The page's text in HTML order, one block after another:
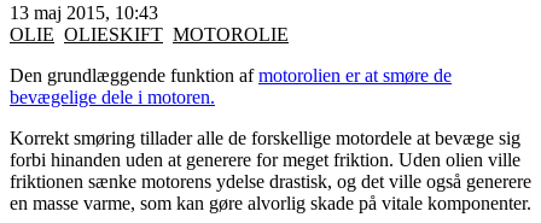
13 maj 2015, 10:43
OLIE OLIESKIFT MOTOROLIE
Den grundlæggende funktion afmotorolien er at smøre de
bevægelige dele i motoren.
Korrekt smøring tillader alle de forskellige motordele at bevæge sig
forbi hinanden uden at generere for meget friktion. Uden olien ville
friktionen sænke motorens ydelse drastisk, og det ville også generere
en masse varme, som kan gøre alvorlig skade på vitale komponenter.